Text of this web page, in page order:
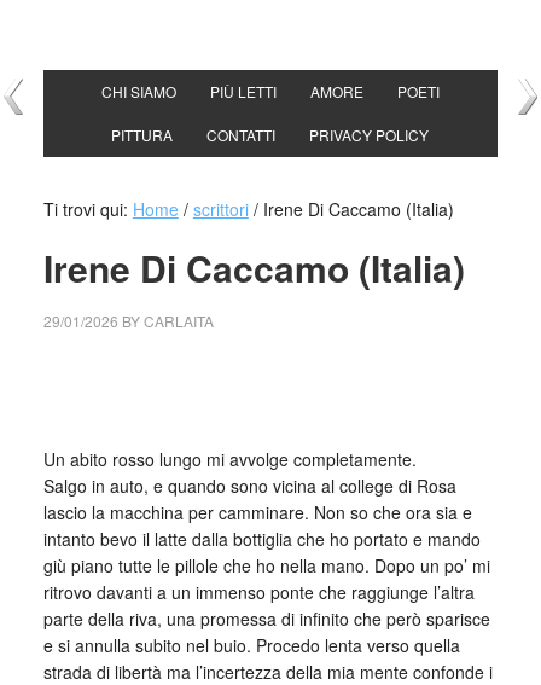
CHI SIAMO PIÙ LETTI AMORE POETI
PITTURA CONTATTI PRIVACY POLICY
Ti trovi qui: Home / scrittori /Irene Di Caccamo (Italia)
Irene Di Caccamo (Italia)
29/01/2026 BYCARLAITA
Un abito rosso lungo mi avvolge completamente.
Salgo in auto, e quando sono vicina al college di Rosa
lascio la macchina per camminare. Non so che ora sia e
intanto bevo il latte dalla bottiglia che ho portato e mando
giù piano tutte le pillole che ho nella mano. Dopo un po’ mi
ritrovo davanti a un immenso ponte che raggiunge l’altra
parte della riva, una promessa di infinito che però sparisce
e si annulla subito nel buio. Procedo lenta verso quella
strada di libertà ma l’incertezza della mia mente confonde i